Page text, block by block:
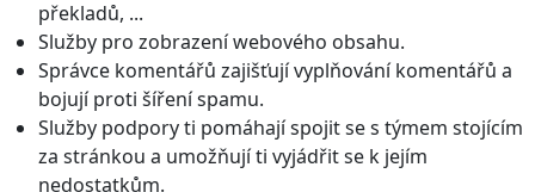
Služby pro zobrazení webového obsahu.
Správce komentářů zajišťují vyplňování komentářů a
bojují proti šíření spamu.
Služby podpory ti pomáhají spojit se s týmem stojícím
za stránkou a umožňují ti vyjádřit se k jejím
nedostatkům.
Prodejem reklamních ploch na této stránce mohou